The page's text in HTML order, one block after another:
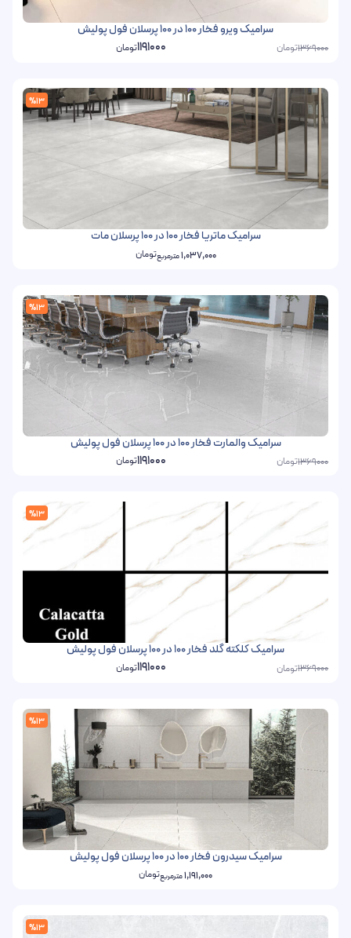
سرامیک ویرو فخار 100 در 100 پرسلان فول پولیش
1369000تومان 1191000تومان
%13
سرامیک ماتریا فخار 100 در 100 پرسلان مات
1,037,000مترمربعتومان
%13
سرامیک والمارت فخار 100 در 100 پرسلان فول پولیش
1369000تومان 1191000تومان
%13
سرامیک کلکته گلد فخار 100 در 100 پرسلان فول پولیش
1369000تومان 1191000تومان
%13
سرامیک سیدرون فخار 100 در 100 پرسلان فول پولیش
1,191,000مترمربعتومان
%13